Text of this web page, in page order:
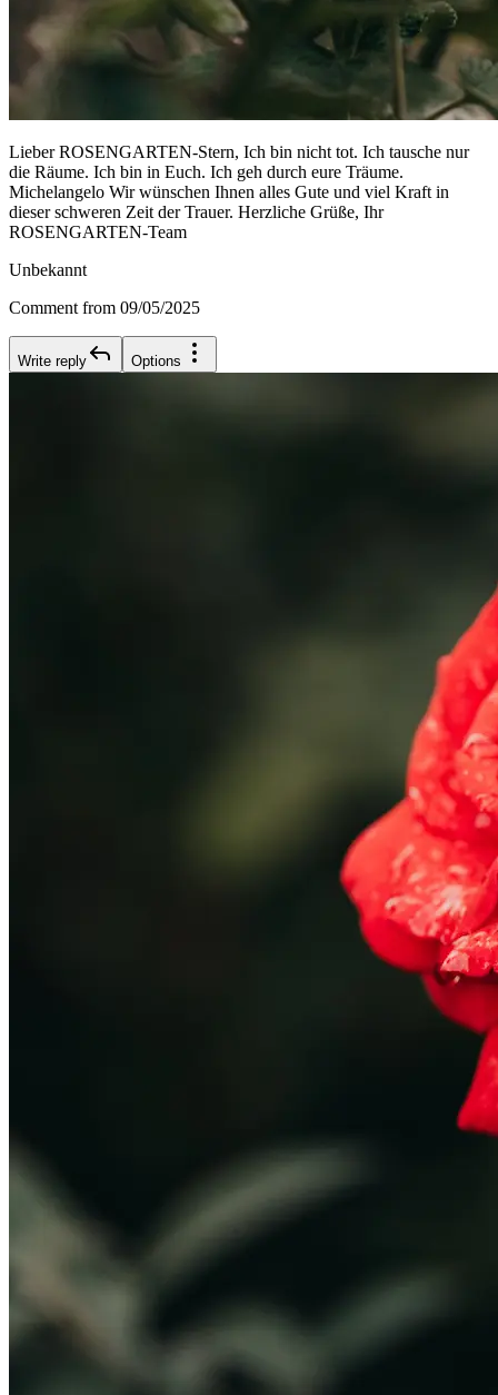
Lieber ROSENGARTEN-Stern, Ich bin nicht tot. Ich tausche nur
die Räume. Ich bin in Euch. Ich geh durch eure Träume.
Michelangelo Wir wünschen Ihnen alles Gute und viel Kraft in
dieser schweren Zeit der Trauer. Herzliche Grüße, Ihr
ROSENGARTEN-Team
Unbekannt
Comment from 09/05/2025
Write reply Options